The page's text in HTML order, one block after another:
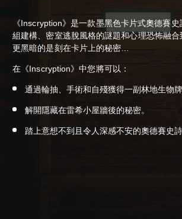
《Inscryption》是一款墨黑色卡片式奧德賽
組建構、密室逃脫風格的謎題和心理恐怖融合
更黑暗的是刻在卡片上的秘密…
在《Inscryption》中您將可以：
通過輪抽、手術和自殘獲得一副林地生物牌
解開隱藏在雷希小屋牆後的秘密。
踏上意想不到且令人深感不安的奧德賽史詩